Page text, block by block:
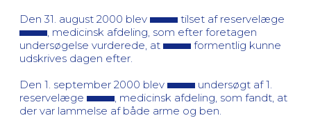
Den 31. august 2000 blev
tilset af reservelæge
, medicinsk afdeling, som efter foretagen
undersøgelse vurderede, at
formentlig kunne
udskrives dagen efter.
Den 1. september 2000 blev
undersøgt af 1.
reservelæge
, medicinsk afdeling, som fandt, at
der var lammelse af både arme og ben.